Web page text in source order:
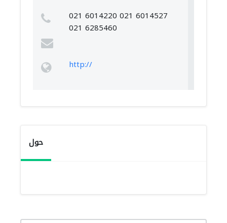
021 6014220 021 6014527
021 6285460
http://
حول